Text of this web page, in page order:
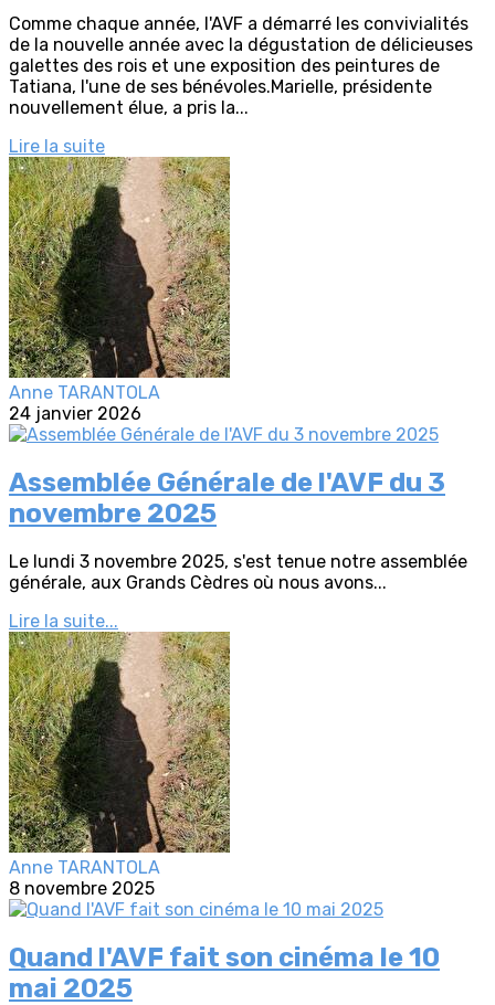
Comme chaque année, l'AVF a démarré les convivialités
de la nouvelle année avec la dégustation de délicieuses
galettes des rois et une exposition des peintures de
Tatiana, l'une de ses bénévoles.Marielle, présidente
nouvellement élue, a pris la...
Lire la suite
Anne TARANTOLA
24 janvier 2026
Assemblée Générale de l'AVF du 3
novembre 2025
Le lundi 3 novembre 2025, s'est tenue notre assemblée
générale, aux Grands Cèdres où nous avons...
Lire la suite...
Anne TARANTOLA
8 novembre 2025
Quand l'AVF fait son cinéma le 10
mai 2025